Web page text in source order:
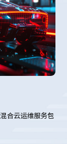
合云运维服务包